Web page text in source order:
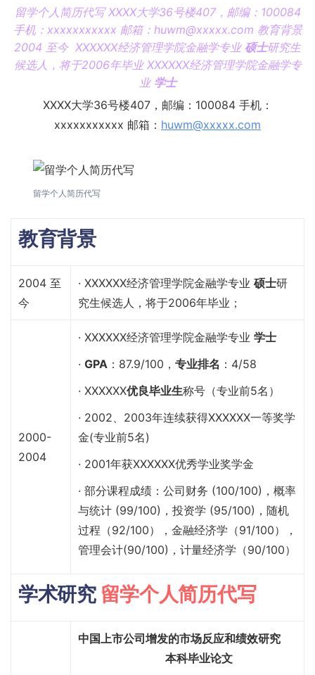
留学个人简历代写 XXXX大学36号楼407，邮编：100084
手机：xxxxxxxxxxx 邮箱： huwm@xxxxx.com 教育背景
2004 至今 XXXXXX经济管理学院金融学专业 硕士研究生
候选人，将于2006年毕业 XXXXXX经济管理学院金融学专
业 学士
XXXX大学36号楼407，邮编：100084 手机：
xxxxxxxxxxx 邮箱： huwm@xxxxx.com
留学个人简历代写
教育背景
2004 至
今
· XXXXXX经济管理学院金融学专业 硕士研
究生候选人，将于2006年毕业；
2000-
2004
· XXXXXX经济管理学院金融学专业 学士
· GPA ：87.9/100， 专业排名 ：4/58
· XXXXXX优良毕业生称号（专业前5名）
· 2002、2003年连续获得XXXXXX一等奖学
金(专业前5名)
· 2001年获XXXXXX优秀学业奖学金
· 部分课程成绩：公司财务 (100/100)，概率
与统计 (99/100)，投资学 (95/100)，随机
过程（92/100），金融经济学（91/100），
管理会计(90/100)，计量经济学（90/100）
学术研究 留学个人简历代写
中国上市公司增发的市场反应和绩效研究
本科毕业论文